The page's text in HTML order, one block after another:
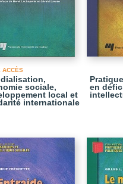
ACCÈS
sociale,
local et
internationale
en